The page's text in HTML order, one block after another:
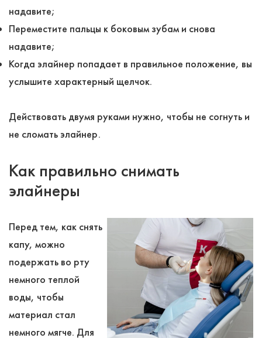
надавите;
Переместите пальцы к боковым зубам и снова
надавите;
Когда элайнер попадает в правильное положение, вы
услышите характерный щелчок.
Действовать двумя руками нужно, чтобы не согнуть и
не сломать элайнер.
Как правильно снимать
элайнеры
Перед тем, как снять
капу, можно
подержать во рту
немного теплой
воды, чтобы
материал стал
немного мягче. Для